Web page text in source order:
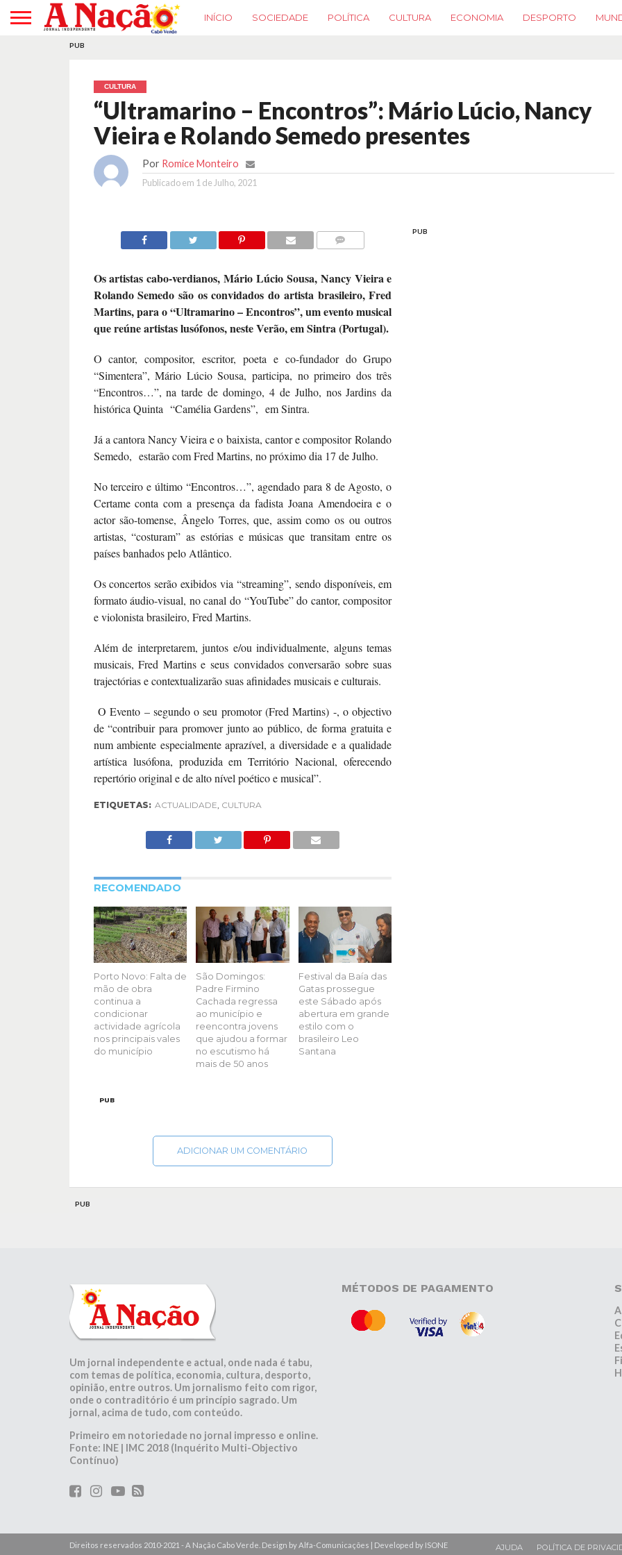
INÍCIO SOCIEDADE POLÍTICA CULTURA ECONOMIA DESPORTO
PUB
CULTURA
“Ultramarino – Encontros”: Mário Lúcio, Nancy
Vieira e Rolando Semedo presentes
Por Romice Monteiro
Publicado em 1 de Julho, 2021
Os artistas cabo-verdianos, Mário Lúcio Sousa, Nancy Vieira e
Rolando Semedo são os convidados do artista brasileiro, Fred
Martins, para o “Ultramarino – Encontros”, um evento musical
que reúne artistas lusófonos, neste Verão, em Sintra (Portugal).
O cantor, compositor, escritor, poeta e co-fundador do Grupo
“Simentera”, Mário Lúcio Sousa, participa, no primeiro dos três
“Encontros…”, na tarde de domingo, 4 de Julho, nos Jardins da
histórica Quinta “Camélia Gardens”, em Sintra.
Já a cantora Nancy Vieira e o baixista, cantor e compositor Rolando
Semedo, estarão com Fred Martins, no próximo dia 17 de Julho.
No terceiro e último “Encontros…”, agendado para 8 de Agosto, o
Certame conta com a presença da fadista Joana Amendoeira e o
actor são-tomense, Ângelo Torres, que, assim como os ou outros
artistas, “costuram” as estórias e músicas que transitam entre os
países banhados pelo Atlântico.
Os concertos serão exibidos via “streaming”, sendo disponíveis, em
formato áudio-visual, no canal do “YouTube” do cantor, compositor
e violonista brasileiro, Fred Martins.
Além de interpretarem, juntos e/ou individualmente, alguns temas
musicais, Fred Martins e seus convidados conversarão sobre suas
trajectórias e contextualizarão suas afinidades musicais e culturais.
O Evento – segundo o seu promotor (Fred Martins) -, o objectivo
de “contribuir para promover junto ao público, de forma gratuita e
num ambiente especialmente aprazível, a diversidade e a qualidade
artística lusófona, produzida em Território Nacional, oferecendo
repertório original e de alto nível poético e musical”.
ETIQUETAS: ACTUALIDADE, CULTURA
RECOMENDADO
Porto Novo: Falta de
mão de obra
continua a
condicionar
actividade agrícola
nos principais vales
do município
São Domingos:
Padre Firmino
Cachada regressa
ao município e
reencontra jovens
que ajudou a formar
no escutismo há
mais de 50 anos
Festival da Baía das
Gatas prossegue
este Sábado após
abertura em grande
estilo com o
brasileiro Leo
Santana
PUB
ADICIONAR UM COMENTÁRIO
PUB
PUB
Um jornal independente e actual, onde nada é tabu,
com temas de política, economia, cultura, desporto,
opinião, entre outros. Um jornalismo feito com rigor,
onde o contraditório é um princípio sagrado. Um
jornal, acima de tudo, com conteúdo.
Primeiro em notoriedade no jornal impresso e online.
Fonte: INE | IMC 2018 (Inquérito Multi-Objectivo
Contínuo)
MÉTODOS DE PAGAMENTO
AJUDA POLÍTICA DE
Direitos reservados 2010-2021 - A Nação Cabo Verde. Design by Alfa-Comunicações | Developed by ISONE